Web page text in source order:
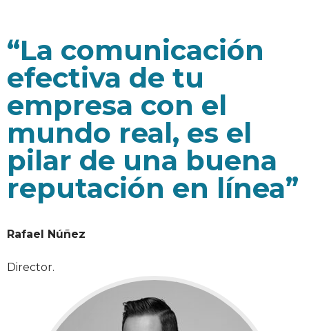
“La comunicación
efectiva de tu
empresa con el
mundo real, es el
pilar de una buena
reputación en línea”
Rafael Núñez
Director.